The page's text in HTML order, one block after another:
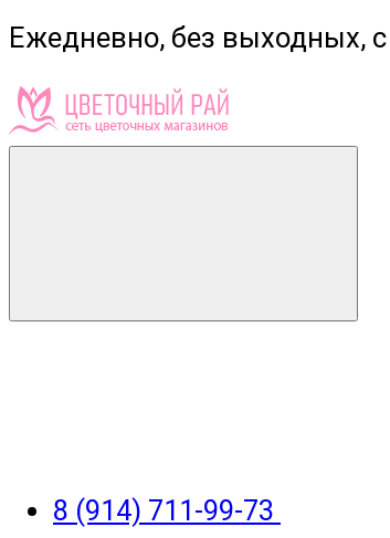
Ежедневно, без выходных, с
8 (914) 711-99-73